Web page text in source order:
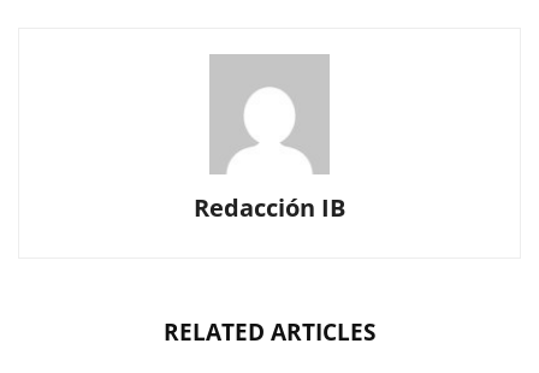
Redacción IB
RELATED ARTICLES